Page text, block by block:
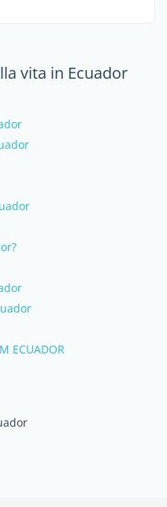
vita in Ecuador
ECUADOR